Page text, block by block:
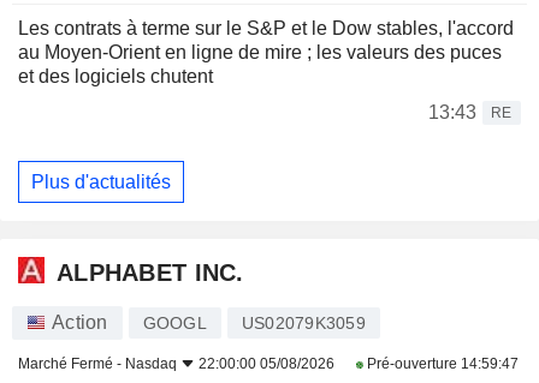
Les contrats à terme sur le S&P et le Dow stables, l'accord
au Moyen-Orient en ligne de mire ; les valeurs des puces
et des logiciels chutent
13:43
RE
Plus d'actualités
ALPHABET INC.
Action GOOGL US02079K3059
Marché Fermé - Nasdaq 22:00:00 05/08/2026 Pré-ouverture 14:59:47